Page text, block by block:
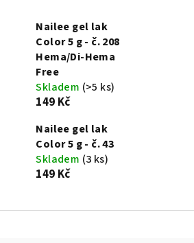
Nailee gel lak
Color 5 g - č. 208
Hema/Di-Hema
Free
Skladem (>5 ks)
149 Kč
Nailee gel lak
Color 5 g - č. 43
Skladem (3 ks)
149 Kč